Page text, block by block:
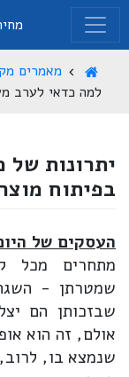
מאמרים
למה כדאי לערב
יתרונות
בפיתוח
העסקים של
מתחרים מכל
שמטרתן - השגת
שבזכותן הם
אולם, זה הוא
שנמצא בו,